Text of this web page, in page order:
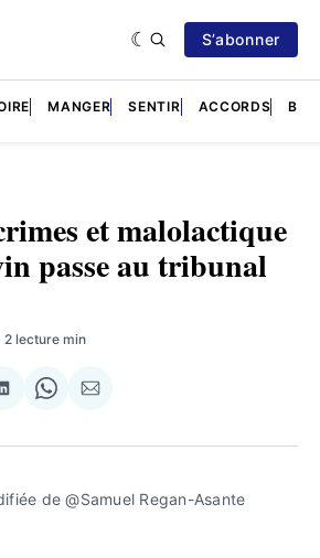
S’abonner
MANGER SENTIR ACCORDS
et malolactique
passe au tribunal
2 lecture min
Partager
LinkedIn
Share
WhatsApp
Partager
Courriel
de @Samuel Regan-Asante